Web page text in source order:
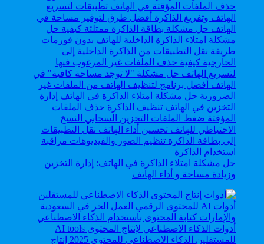
حل مشكلة امتلاء الذاكرة في الهاتف: إدارة التخزين
وزيادة مساحة و أداء الهاتف